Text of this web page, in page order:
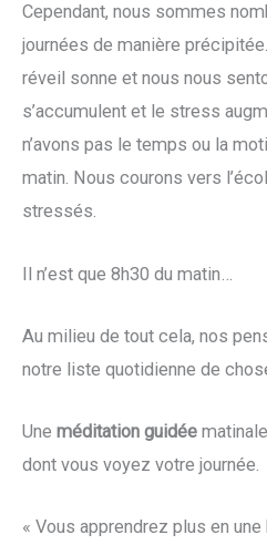
Cependant, nous sommes
journées de manière
réveil sonne et nous nous
s’accumulent et le stress
n’avons pas le temps ou la
matin. Nous courons vers
stressés.
Il n’est que 8h30 du matin…
Au milieu de tout cela, nos
notre liste quotidienne de
Une méditation guidée
dont vous voyez votre journée.
« Vous apprendrez plus en une